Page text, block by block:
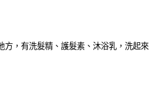
方，有洗髮精、護髮素、沐浴乳，洗起來